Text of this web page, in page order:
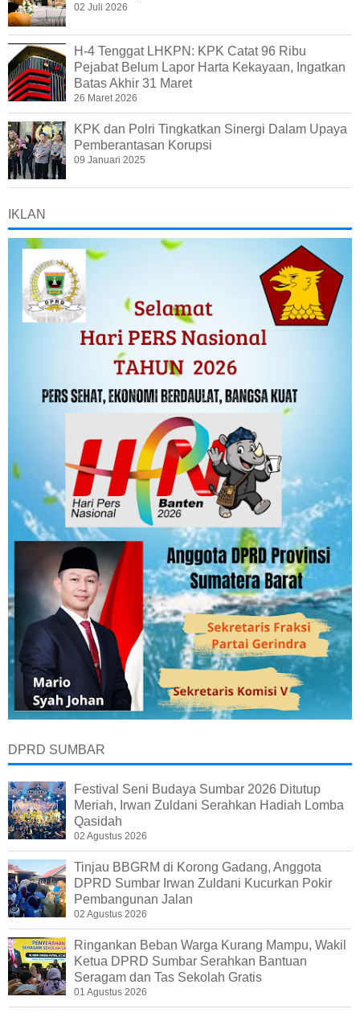
02 Juli 2026
H-4 Tenggat LHKPN: KPK Catat 96 Ribu
Pejabat Belum Lapor Harta Kekayaan, Ingatkan
Batas Akhir 31 Maret
26 Maret 2026
KPK dan Polri Tingkatkan Sinergi Dalam Upaya
Pemberantasan Korupsi
09 Januari 2025
IKLAN
DPRD SUMBAR
Festival Seni Budaya Sumbar 2026 Ditutup
Meriah, Irwan Zuldani Serahkan Hadiah Lomba
Qasidah
02 Agustus 2026
Tinjau BBGRM di Korong Gadang, Anggota
DPRD Sumbar Irwan Zuldani Kucurkan Pokir
Pembangunan Jalan
02 Agustus 2026
Ringankan Beban Warga Kurang Mampu, Wakil
Ketua DPRD Sumbar Serahkan Bantuan
Seragam dan Tas Sekolah Gratis
01 Agustus 2026